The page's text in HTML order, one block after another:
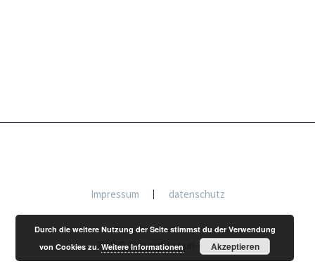
Impressum datenschutz
2018 © Copyrights puri-dewi
Durch die weitere Nutzung der Seite stimmst du der Verwendung
von Cookies zu.Weitere Informationen Akzeptieren